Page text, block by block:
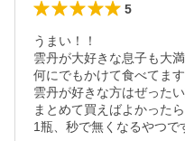
5
うまい！！
雲丹が大好きな息子も大満
何にでもかけて食べてま
雲丹が好きな方はぜった
まとめて買えばよかった
1瓶、秒で無くなるやつで